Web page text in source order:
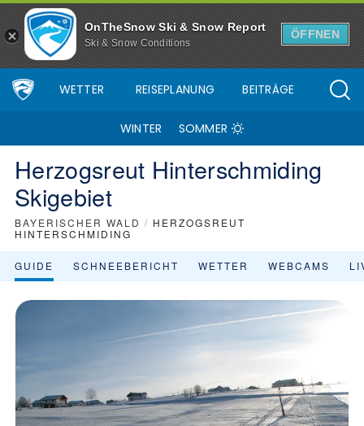
OnTheSnow Ski & Snow Report
Ski & Snow Conditions
ÖFFNEN
WETTER REISEPLANUNG BEITRÄGE
WINTER SOMMER
Herzogsreut Hinterschmiding
Skigebiet
BAYERISCHER WALD / HERZOGSREUT
HINTERSCHMIDING
GUIDE SCHNEEBERICHT WETTER WEBCAMS
Skigebiet Herzogsreut Hinterschmiding - Skiinfo.de